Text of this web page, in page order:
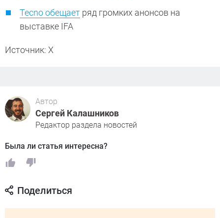
Tecno обещает ряд громких анонсов на
выставке IFA
Источник: X
Автор
Сергей Калашников
Редактор раздела новостей
Была ли статья интересна?
Поделиться